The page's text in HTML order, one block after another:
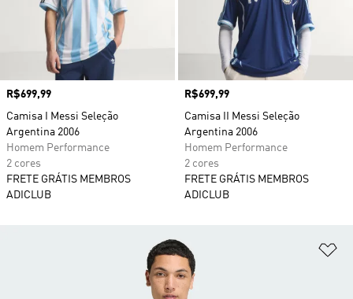
Preço
R$699,99
Camisa I Messi Seleção
Argentina 2006
Homem Performance
2 cores
FRETE GRÁTIS MEMBROS
ADICLUB
Preço
R$699,99
Camisa II Messi Seleção
Argentina 2006
Homem Performance
2 cores
FRETE GRÁTIS MEMBROS
ADICLUB